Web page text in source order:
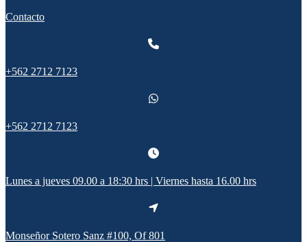
Contacto
+562 2712 7123
+562 2712 7123
Lunes a jueves 09.00 a 18:30 hrs | Viernes hasta 16.00 hrs
Monseñor Sotero Sanz #100, Of 801